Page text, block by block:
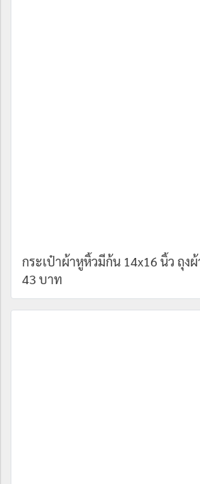
กระเป๋าผ้าหูหิ้วมีก้น 14x16 นิ้ว ถุง
43 บาท